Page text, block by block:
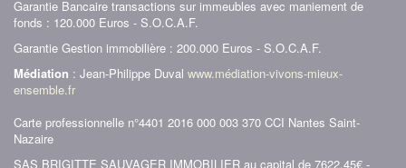
Garantie Bancaire transactions sur immeubles avec maniement de
fonds : 120.000 Euros - S.O.C.A.F.
Garantie Gestion immobilière : 200.000 Euros - S.O.C.A.F.
Médiation : Jean-Philippe Duval www.médiation-vivons-mieux-
ensemble.fr
Carte professionnelle n°4401 2016 000 003 370 CCI Nantes Saint-
Nazaire
SAS BRIGITTE SAUVAGER IMMOBILIER au capital de 7622.45€ -